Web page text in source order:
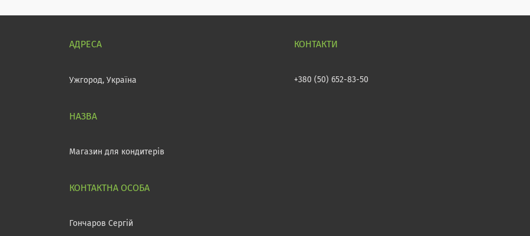
Ужгород, Україна
Магазин для кондитерів
Гончаров Сергій
+380 (50) 652-83-50